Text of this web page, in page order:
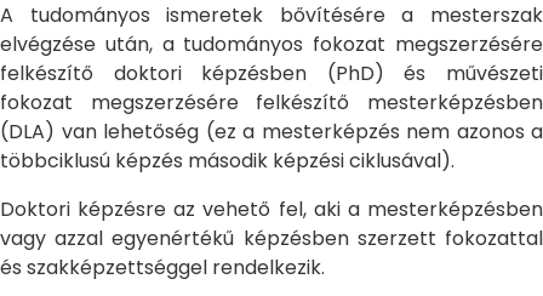
A tudományos ismeretek bővítésére a mesterszak
elvégzése után, a tudományos fokozat megszerzésére
felkészítő doktori képzésben (PhD) és művészeti
fokozat megszerzésére felkészítő mesterképzésben
(DLA) van lehetőség (ez a mesterképzés nem azonos a
többciklusú képzés második képzési ciklusával).
Doktori képzésre az vehető fel, aki a mesterképzésben
vagy azzal egyenértékű képzésben szerzett fokozattal
és szakképzettséggel rendelkezik.